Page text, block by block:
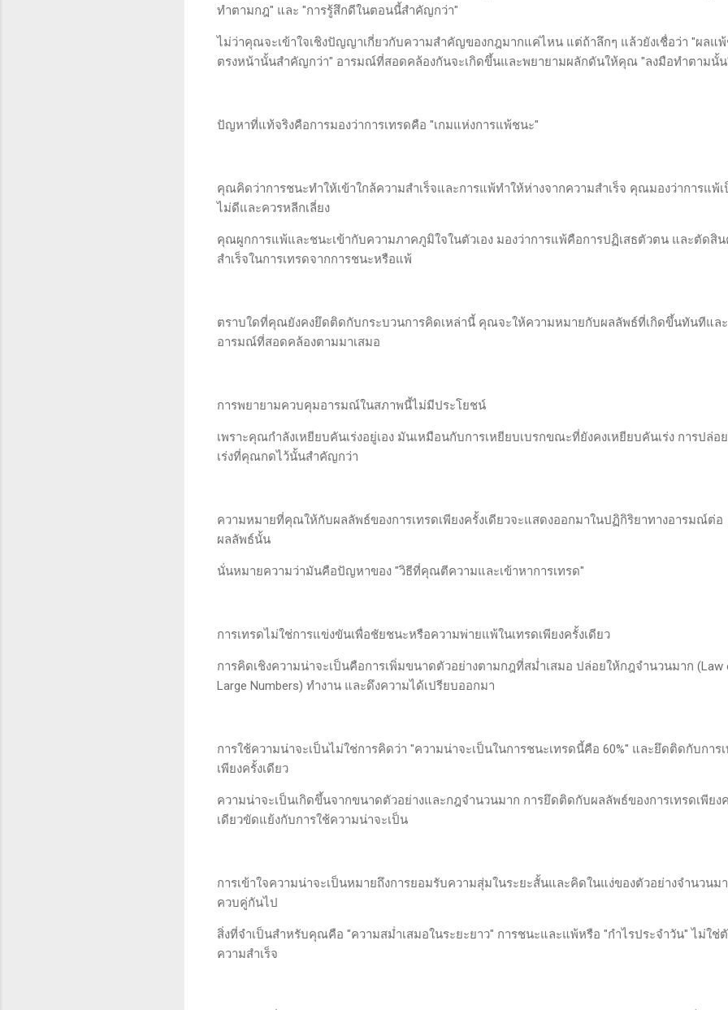
ทำตามกฎ" และ "การรู้สึกดีในตอนนี้สำคัญกว่า"
ไม่ว่าคุณจะเข้าใจเชิงปัญญาเกี่ยวกับความสำคัญของกฎมากแค่ไหน แต่ถ้าลึกๆ แล้วยังเชื่อว่า "ผลแ
ตรงหน้านั้นสำคัญกว่า" อารมณ์ที่สอดคล้องกันจะเกิดขึ้นและพยายามผลักดันให้คุณ "ลงมือทำตามนั้น
ปัญหาที่แท้จริงคือการมองว่าการเทรดคือ "เกมแห่งการแพ้ชนะ"
คุณคิดว่าการชนะทำให้เข้าใกล้ความสำเร็จและการแพ้ทำให้ห่างจากความสำเร็จ คุณมองว่าการแพ้เ
ไม่ดีและควรหลีกเลี่ยง
คุณผูกการแพ้และชนะเข้ากับความภาคภูมิใจในตัวเอง มองว่าการแพ้คือการปฏิเสธตัวตน และตัดสิน
สำเร็จในการเทรดจากการชนะหรือแพ้
ตราบใดที่คุณยังคงยึดติดกับกระบวนการคิดเหล่านี้ คุณจะให้ความหมายกับผลลัพธ์ที่เกิดขึ้นทันทีและ
อารมณ์ที่สอดคล้องตามมาเสมอ
การพยายามควบคุมอารมณ์ในสภาพนี้ไม่มีประโยชน์
เพราะคุณกำลังเหยียบคันเร่งอยู่เอง มันเหมือนกับการเหยียบเบรกขณะที่ยังคงเหยียบคันเร่ง การปล่อ
เร่งที่คุณกดไว้นั้นสำคัญกว่า
ความหมายที่คุณให้กับผลลัพธ์ของการเทรดเพียงครั้งเดียวจะแสดงออกมาในปฏิกิริยาทางอารมณ์ต่อ
ผลลัพธ์นั้น
นั่นหมายความว่ามันคือปัญหาของ "วิธีที่คุณตีความและเข้าหาการเทรด"
การเทรดไม่ใช่การแข่งขันเพื่อชัยชนะหรือความพ่ายแพ้ในเทรดเพียงครั้งเดียว
การคิดเชิงความน่าจะเป็นคือการเพิ่มขนาดตัวอย่างตามกฎที่สม่ำเสมอ ปล่อยให้กฎจำนวนมาก (Law
Large Numbers) ทำงาน และดึงความได้เปรียบออกมา
การใช้ความน่าจะเป็นไม่ใช่การคิดว่า "ความน่าจะเป็นในการชนะเทรดนี้คือ 60%" และยึดติดกับการ
เพียงครั้งเดียว
ความน่าจะเป็นเกิดขึ้นจากขนาดตัวอย่างและกฎจำนวนมาก การยึดติดกับผลลัพธ์ของการเทรดเพียง
เดียวขัดแย้งกับการใช้ความน่าจะเป็น
การเข้าใจความน่าจะเป็นหมายถึงการยอมรับความสุ่มในระยะสั้นและคิดในแง่ของตัวอย่างจำนวนม
ควบคู่กันไป
สิ่งที่จำเป็นสำหรับคุณคือ "ความสม่ำเสมอในระยะยาว" การชนะและแพ้หรือ "กำไรประจำวัน" ไม่ใช่
ความสำเร็จ